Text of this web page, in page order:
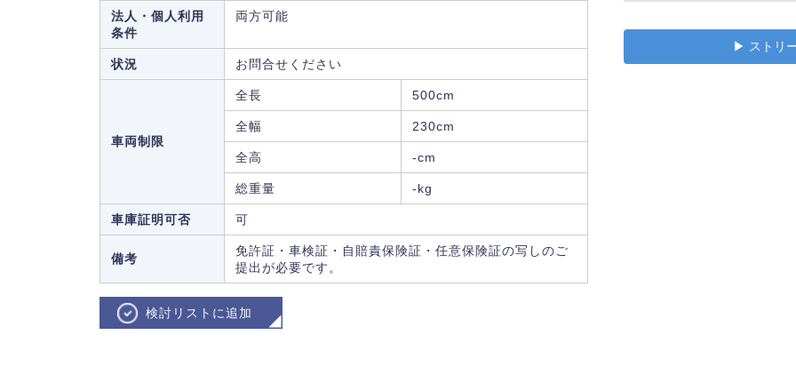
法人・個人利用
条件
両方可能
状況 お問合せください
車両制限
全長 500cm
全幅 230cm
全高 -cm
総重量 -kg
車庫証明可否 可
備考
免許証・車検証・自賠責保険証・任意保険証の写しのご
提出が必要です。
検討リストに追加
▶︎ ストリ